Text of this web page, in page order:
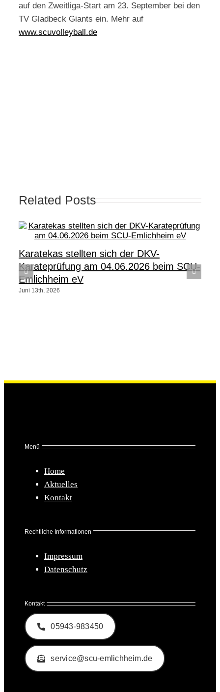
auf den Zweitliga-Start am 23. September bei den
TV Gladbeck Giants ein. Mehr auf
www.scuvolleyball.de
Related Posts
Karatekas stellten sich der DKV-
Karateprüfung am 04.06.2026 beim SCU-
Emlichheim eV
Juni 13th, 2026
Menü
Home
Aktuelles
Kontakt
Rechtliche Informationen
Impressum
Datenschutz
Kontakt
05943-983450
service@scu-emlichheim.de